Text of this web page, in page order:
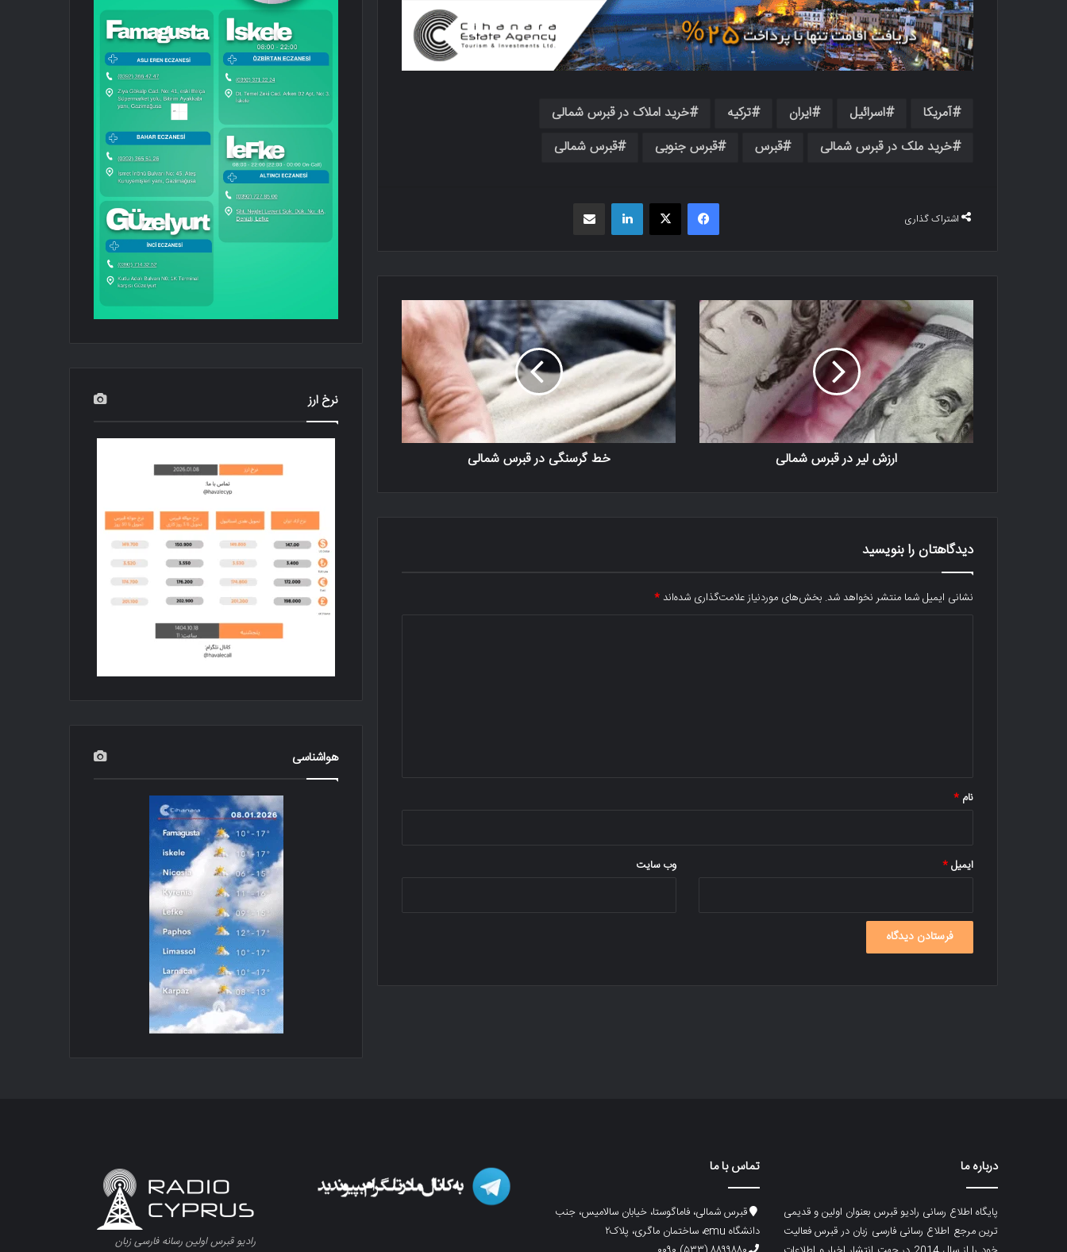
آمریکا اسرائیل ایران ترکیه
خرید املاک در قبرس شمالی
خرید ملک در قبرس شمالی
قبرس قبرس جنوبی قبرس شمالی
اشتراک گذاری
فیسبوک X
ارزش لیر در قبرس شمالی خط گرسنگی در قبرس شمالی
دیدگاهتان را بنویسید
نشانی ایمیل شما منتشر نخواهد شد. بخش‌های موردنیاز علامت‌گذاری شده‌اند*
نام *
ایمیل* وب‌ سایت
نرخ ارز
هواشناسی
درباره ما
پایگاه اطلاع رسانی رادیو قبرس بعنوان اولین و قدیمی
ترین مرجع اطلاع رسانی فارسی زبان در قبرس فعالیت
تماس با ما
قبرس شمالی، فاماگوستا، خیابان سالامیس، جنب
دانشگاه emu، ساختمان ماگری، پلاک۲
رادیو قبرس اولین رسانه فارسی زبان